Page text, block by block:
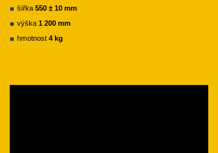
šířka550 ± 10 mm
výška 1 200 mm
hmotnost 4 kg